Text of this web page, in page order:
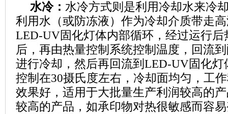
水冷： 水冷方式则是利用冷却水来冷
利用水（或防冻液）作为冷却介质带走
LED-UV固化灯体内部循环，经过运行后
后，再由热量控制系统控制温度，回流
进行冷却，然后再回流到LED-UV固化
控制在30摄氏度左右，冷却面均匀，工
效果好，适用于大批量生产利润较高的
较高的产品，如承印物对热很敏感而容